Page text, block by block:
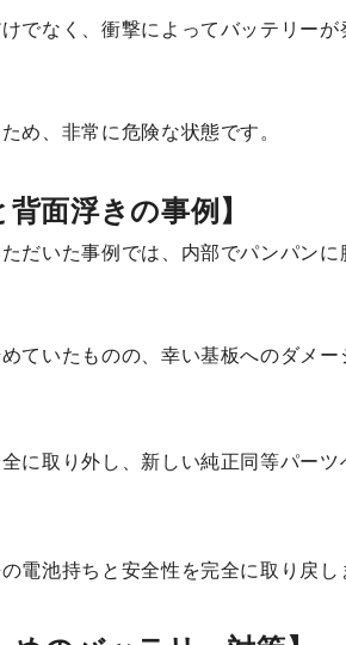
でなく、衝撃によってバッテリーが
め、非常に危険な状態です。
面浮きの事例】
だいた事例では、内部でパンパンに
ていたものの、幸い基板へのダメー
に取り外し、新しい純正同等パーツ
電池持ちと安全性を完全に取り戻し